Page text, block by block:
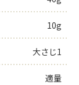
10g
大さじ1
適量